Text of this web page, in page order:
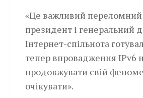
«Це важливий переломний
президент і генеральний
Інтернет-спільнота
тепер впровадження IPv6
продовжувати свій
очікувати».